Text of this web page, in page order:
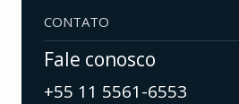
CONTATO
Fale conosco
+55 11 5561-6553